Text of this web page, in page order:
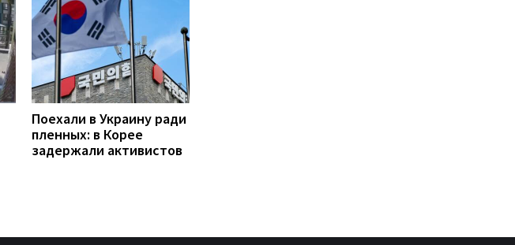
Поехали в Украину ради
пленных: в Корее
задержали активистов